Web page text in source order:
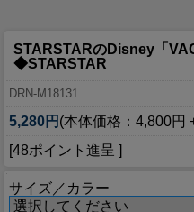
STARSTARのDisney「
◆STARSTAR
DRN-M18131
5,280円 (本体価格：4,800円
[48ポイント進呈 ]
サイズ／カラー